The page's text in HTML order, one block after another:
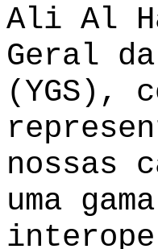
Ali Al
Geral
(YGS),
nossas
uma